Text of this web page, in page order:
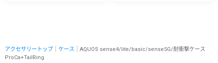
アクセサリートップ ケース ｜AQUOS sense4/lite/basic/sense5G/耐衝撃ケース
ProCa+TailRing